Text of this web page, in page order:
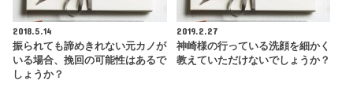
2018.5.14
振られても諦めきれない元カノが
いる場合、挽回の可能性はあるで
しょうか？
2019.2.27
神崎様の行っている洗顔を細かく
教えていただけないでしょうか？